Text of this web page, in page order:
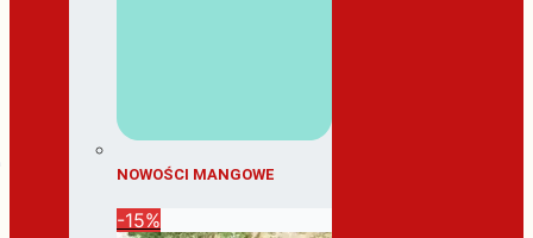
NOWOŚCI MANGOWE
-15%